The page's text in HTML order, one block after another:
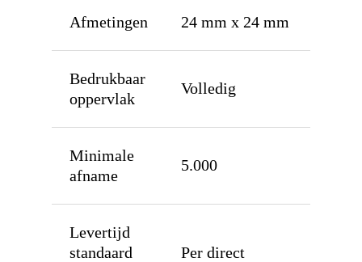
Afmetingen 24 mm x 24 mm
Bedrukbaar
oppervlak
Volledig
Minimale
afname
5.000
Levertijd
standaard
Per direct
Home
Munten
Bandjes
Vinyl
Supraband / NG520
Pin terminals huren
Muntenautomaten